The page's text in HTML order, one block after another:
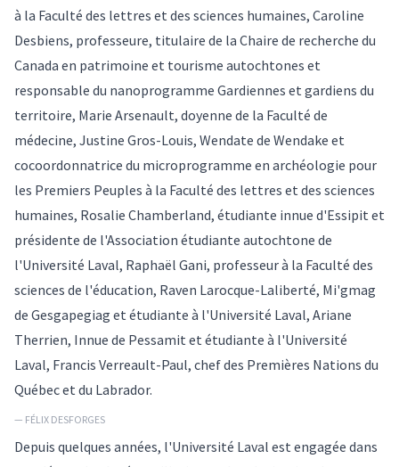
à la Faculté des lettres et des sciences humaines, Caroline
Desbiens, professeure, titulaire de la Chaire de recherche du
Canada en patrimoine et tourisme autochtones et
responsable du nanoprogramme Gardiennes et gardiens du
territoire, Marie Arsenault, doyenne de la Faculté de
médecine, Justine Gros-Louis, Wendate de Wendake et
cocoordonnatrice du microprogramme en archéologie pour
les Premiers Peuples à la Faculté des lettres et des sciences
humaines, Rosalie Chamberland, étudiante innue d'Essipit et
présidente de l'Association étudiante autochtone de
l'Université Laval, Raphaël Gani, professeur à la Faculté des
sciences de l'éducation, Raven Larocque-Laliberté, Mi'gmag
de Gesgapegiag et étudiante à l'Université Laval, Ariane
Therrien, Innue de Pessamit et étudiante à l'Université
Laval, Francis Verreault-Paul, chef des Premières Nations du
Québec et du Labrador.
— FÉLIX DESFORGES
Depuis quelques années, l'Université Laval est engagée dans